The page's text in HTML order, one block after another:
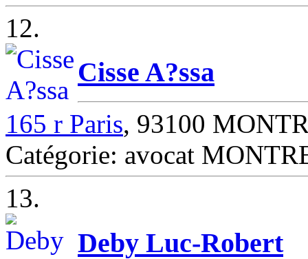
12.
Cisse A?ssa
165 r Paris, 93100
Catégorie: avocat
13.
Deby Luc-Robert